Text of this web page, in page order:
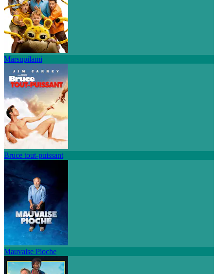
Marsupilami
Bruce tout-puissant
Mauvaise Pioche